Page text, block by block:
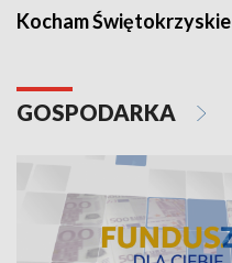
Kocham Świętokrzyskie
GOSPODARKA